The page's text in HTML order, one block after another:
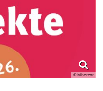
© Misereor